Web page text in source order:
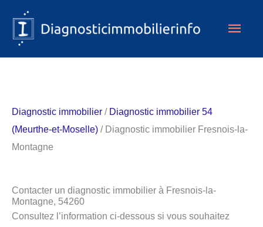
contenu
Diagnostic immobilier / Diagnostic immobilier 54
(Meurthe-et-Moselle) / Diagnostic immobilier Fresnois-la-
Montagne
Contacter un diagnostic immobilier à Fresnois-la-
Montagne, 54260
Consultez l’information ci-dessous si vous souhaitez